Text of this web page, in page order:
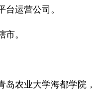
运营公司。
。
农业大学海都学院，